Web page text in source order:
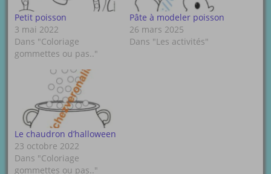
Petit poisson
3 mai 2022
Dans "Coloriage
gommettes ou pas.."
Pâte à modeler poisson
26 mars 2025
Dans "Les activités"
Le chaudron d’halloween
23 octobre 2022
Dans "Coloriage
gommettes ou pas.."